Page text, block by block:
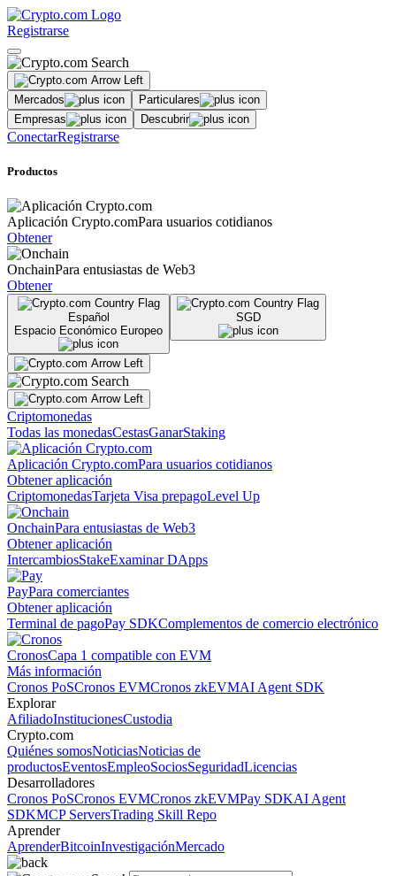
Registrarse
Mercados
Particulares
Empresas
Descubrir
ConectarRegistrarse
Productos
Aplicación Crypto.comPara usuarios cotidianos
Obtener
OnchainPara entusiastas de Web3
Obtener
Español
Espacio Económico Europeo
SGD
Criptomonedas
Todas las monedasCestasGanarStaking
Aplicación Crypto.comPara usuarios cotidianos
Obtener aplicación
CriptomonedasTarjeta Visa prepagoLevel Up
OnchainPara entusiastas de Web3
Obtener aplicación
IntercambiosStakeExaminar DApps
PayPara comerciantes
Obtener aplicación
Terminal de pagoPay SDKComplementos de comercio electrónico
CronosCapa 1 compatible con EVM
Más información
Cronos PoSCronos EVMCronos zkEVMAI Agent SDK
Explorar
AfiliadoInstitucionesCustodia
Crypto.com
Quiénes somosNoticiasNoticias de
productosEventosEmpleoSociosSeguridadLicencias
Desarrolladores
Cronos PoSCronos EVMCronos zkEVMPay SDKAI Agent
SDKMCP ServersTrading Skill Repo
Aprender
AprenderBitcoinInvestigaciónMercado